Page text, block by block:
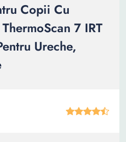
Copii Cu
7 IRT
Ureche,